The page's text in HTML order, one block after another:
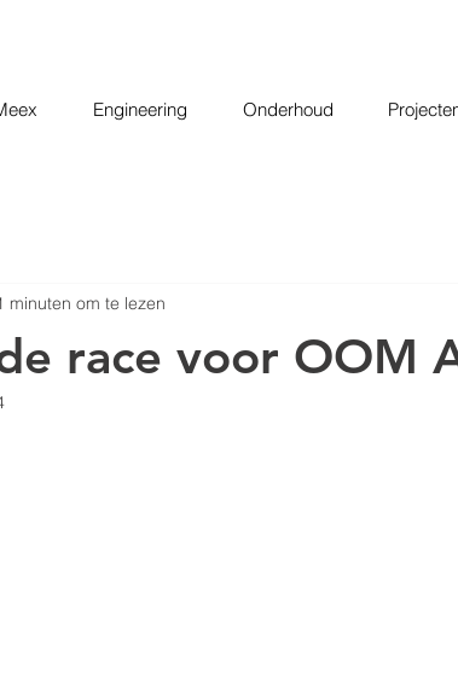
Engineering Onderhoud
race voor OOM
minuten om te lezen